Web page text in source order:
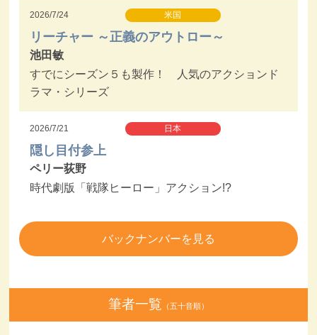
2026/7/24 米国
リーチャー ～正義のアウトロー～
池田敏
すでにシーズン５も製作！ 人気のアクションド
ラマ・シリーズ
2026/7/21 日本
隠し目付参上
ペリー荻野
時代劇版「戦隊ヒーロー」アクション!?
バックナンバーを見る
筆者一覧 （五十音順）